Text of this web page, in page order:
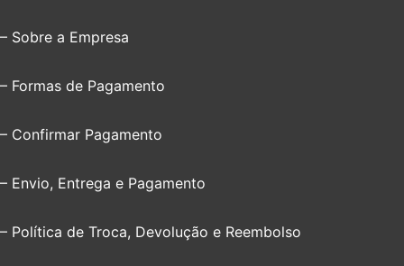
– Sobre a Empresa
– Formas de Pagamento
– Confirmar Pagamento
– Envio, Entrega e Pagamento
– Política de Troca, Devolução e Reembolso